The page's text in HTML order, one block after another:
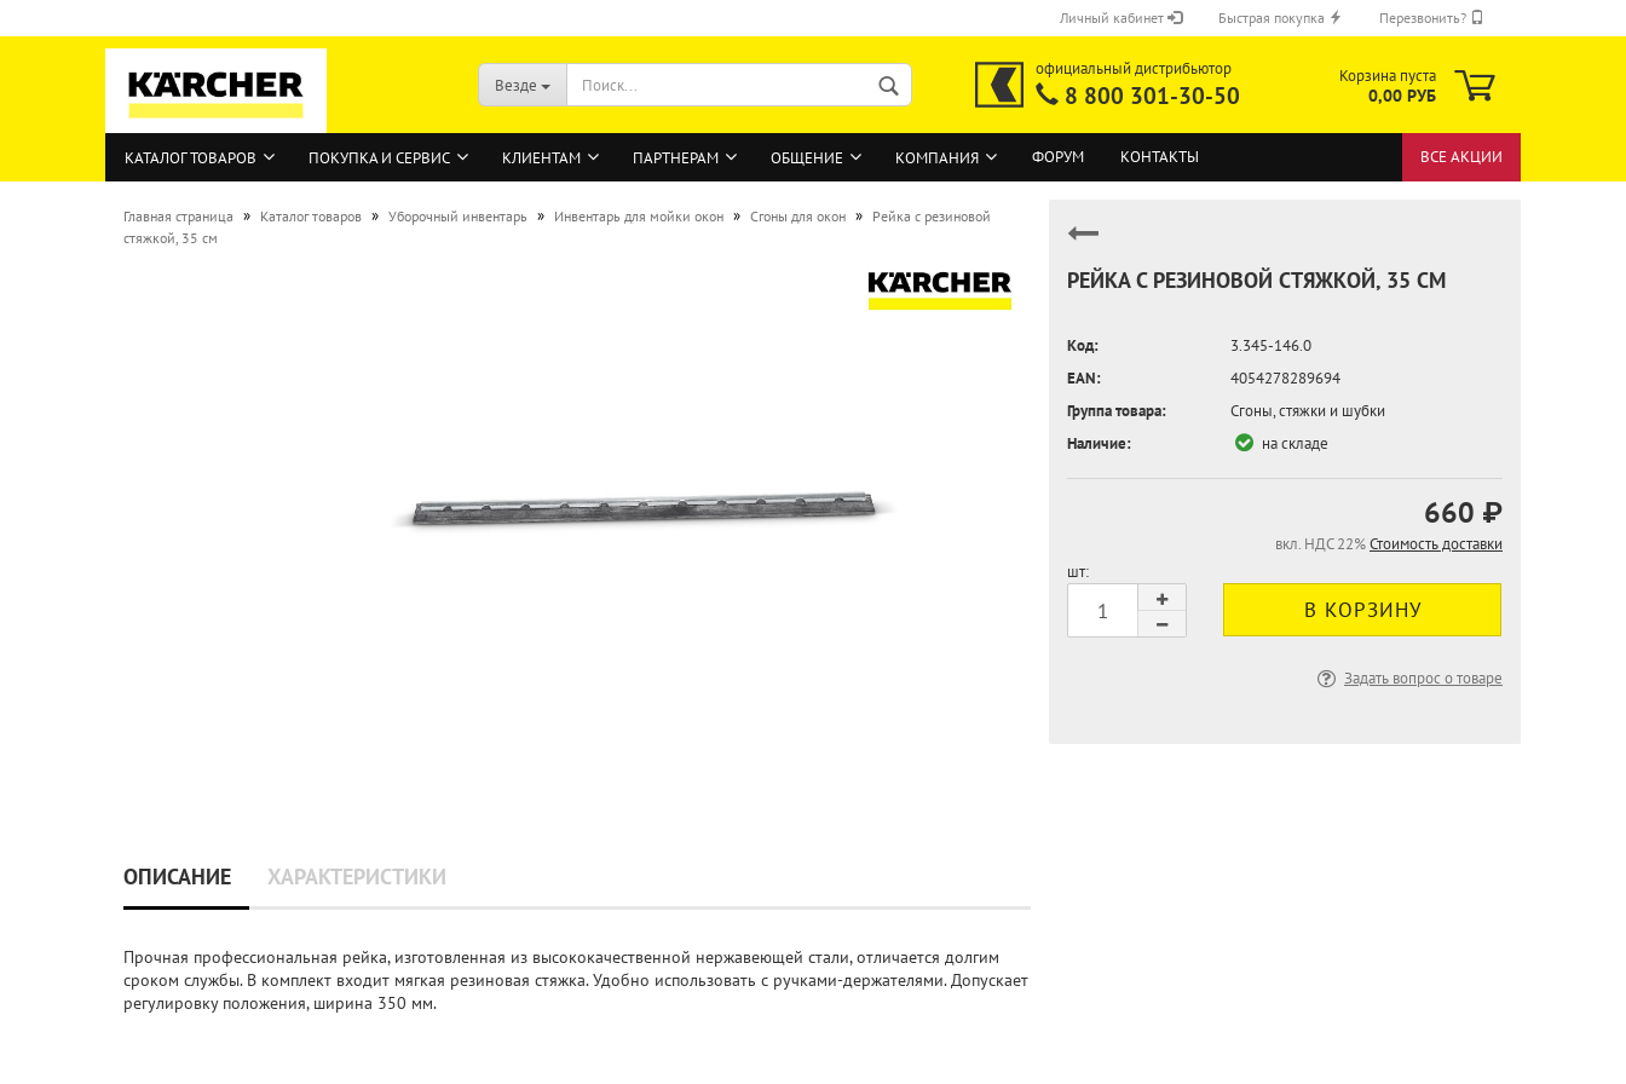
Личный кабинет
ВОЙТИ
Быстрая покупка Перезвонить?
Везде
официальный дистрибьютор
8 800 301-30-50
Корзина пуста
0,00 РУБ
КАТАЛОГ ТОВАРОВ ПОКУПКА И СЕРВИС КЛИЕНТАМ ПАРТНЕРАМ ОБЩЕНИЕ КОМПАНИЯ ФОРУМ КОНТАКТЫ ВСЕ АКЦИИ
Главная страница » Каталог товаров » Уборочный инвентарь » Инвентарь для мойки окон » Сгоны для окон » Рейка с резиновой
стяжкой, 35 см
РЕЙКА С РЕЗИНОВОЙ СТЯЖКОЙ, 35 СМ
Код:
3.345-146.0
EAN:
4054278289694
Группа товара:
Сгоны, стяжки и шубки
Наличие:
на складе
660 ₽
вкл. НДС 22%Стоимость доставки
шт:
Задать вопрос о товаре
ОПИСАНИЕ ХАРАКТЕРИСТИКИ
Прочная профессиональная рейка, изготовленная из высококачественной нержавеющей стали, отличается долгим
сроком службы. В комплект входит мягкая резиновая стяжка. Удобно использовать с ручками-держателями. Допускает
регулировку положения, ширина 350 мм.